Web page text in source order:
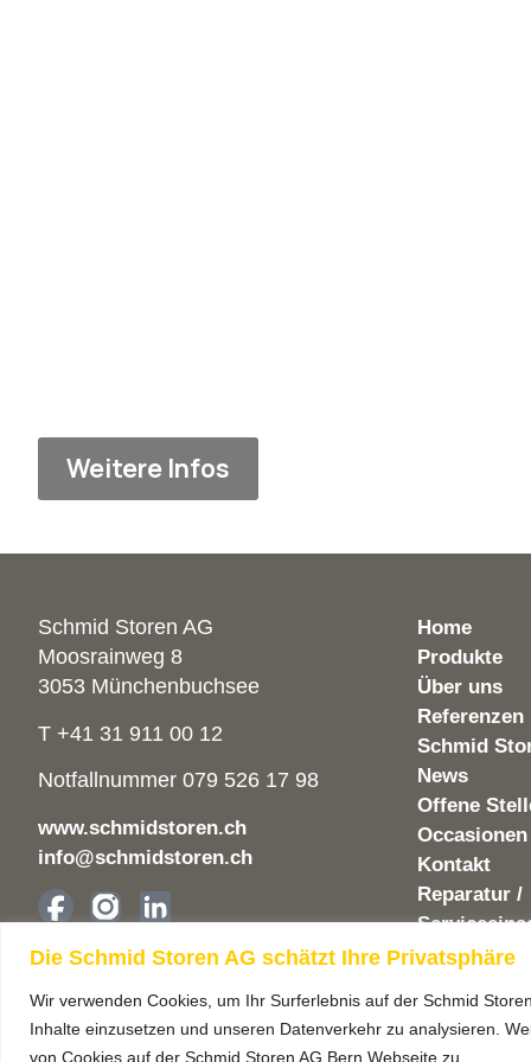
Die Schmid Storen AG schätzt Ihre Privatsphäre
Wir verwenden Cookies, um Ihr Surferlebnis auf der Schmid
Inhalte einzusetzen und unseren Datenverkehr zu analysieren.
von Cookies auf der Schmid Storen AG Bern Webseite zu.
Weitere Infos
Schmid Storen AG
Moosrainweg 8
3053 Münchenbuchsee
T +41 31 911 00 12
Notfallnummer 079 526 17 98
www.schmidstoren.ch
info@schmidstoren.ch
Home
Produkte
Über uns
Referenzen
Schmid
News
Offene
Occasionen
Kontakt
Reparatur /
Impressum